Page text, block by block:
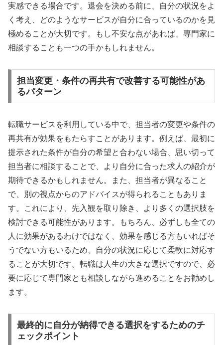
実感できる場合です。退会を決める前に、自分の状況をよ
く考え、どのようなサービスが自分に合っているのかを見
極めることが大切です。もし不安な点があれば、専門家に
相談することも一つの手かもしれません。
担当変更・条件の再共有で改善する可能性があ
るパターン
転職サービスを利用している中で、担当者の変更や条件の
再共有が効果をもたらすことがあります。例えば、最初に
提示された条件が自分の希望と合わない場合、思い切って
担当者に相談することで、より自分に合った求人の紹介が
期待できるかもしれません。また、担当者が異なること
で、別の視点からのアドバイスが得られることもありま
す。これにより、先入観を取り除き、より多くの選択肢を
検討できる可能性があります。もちろん、必ずしも全ての
人に効果があるわけではなく、効果を感じる方もいればそ
うでない方もいるため、自分の状況に応じて柔軟に対応す
ることが大切です。転職は人生の大きな選択ですので、必
要に応じて専門家とも相談しながら進めることをお勧めし
ます。
最終的に自分が納得できる選択をするためのチ
ェックポイント